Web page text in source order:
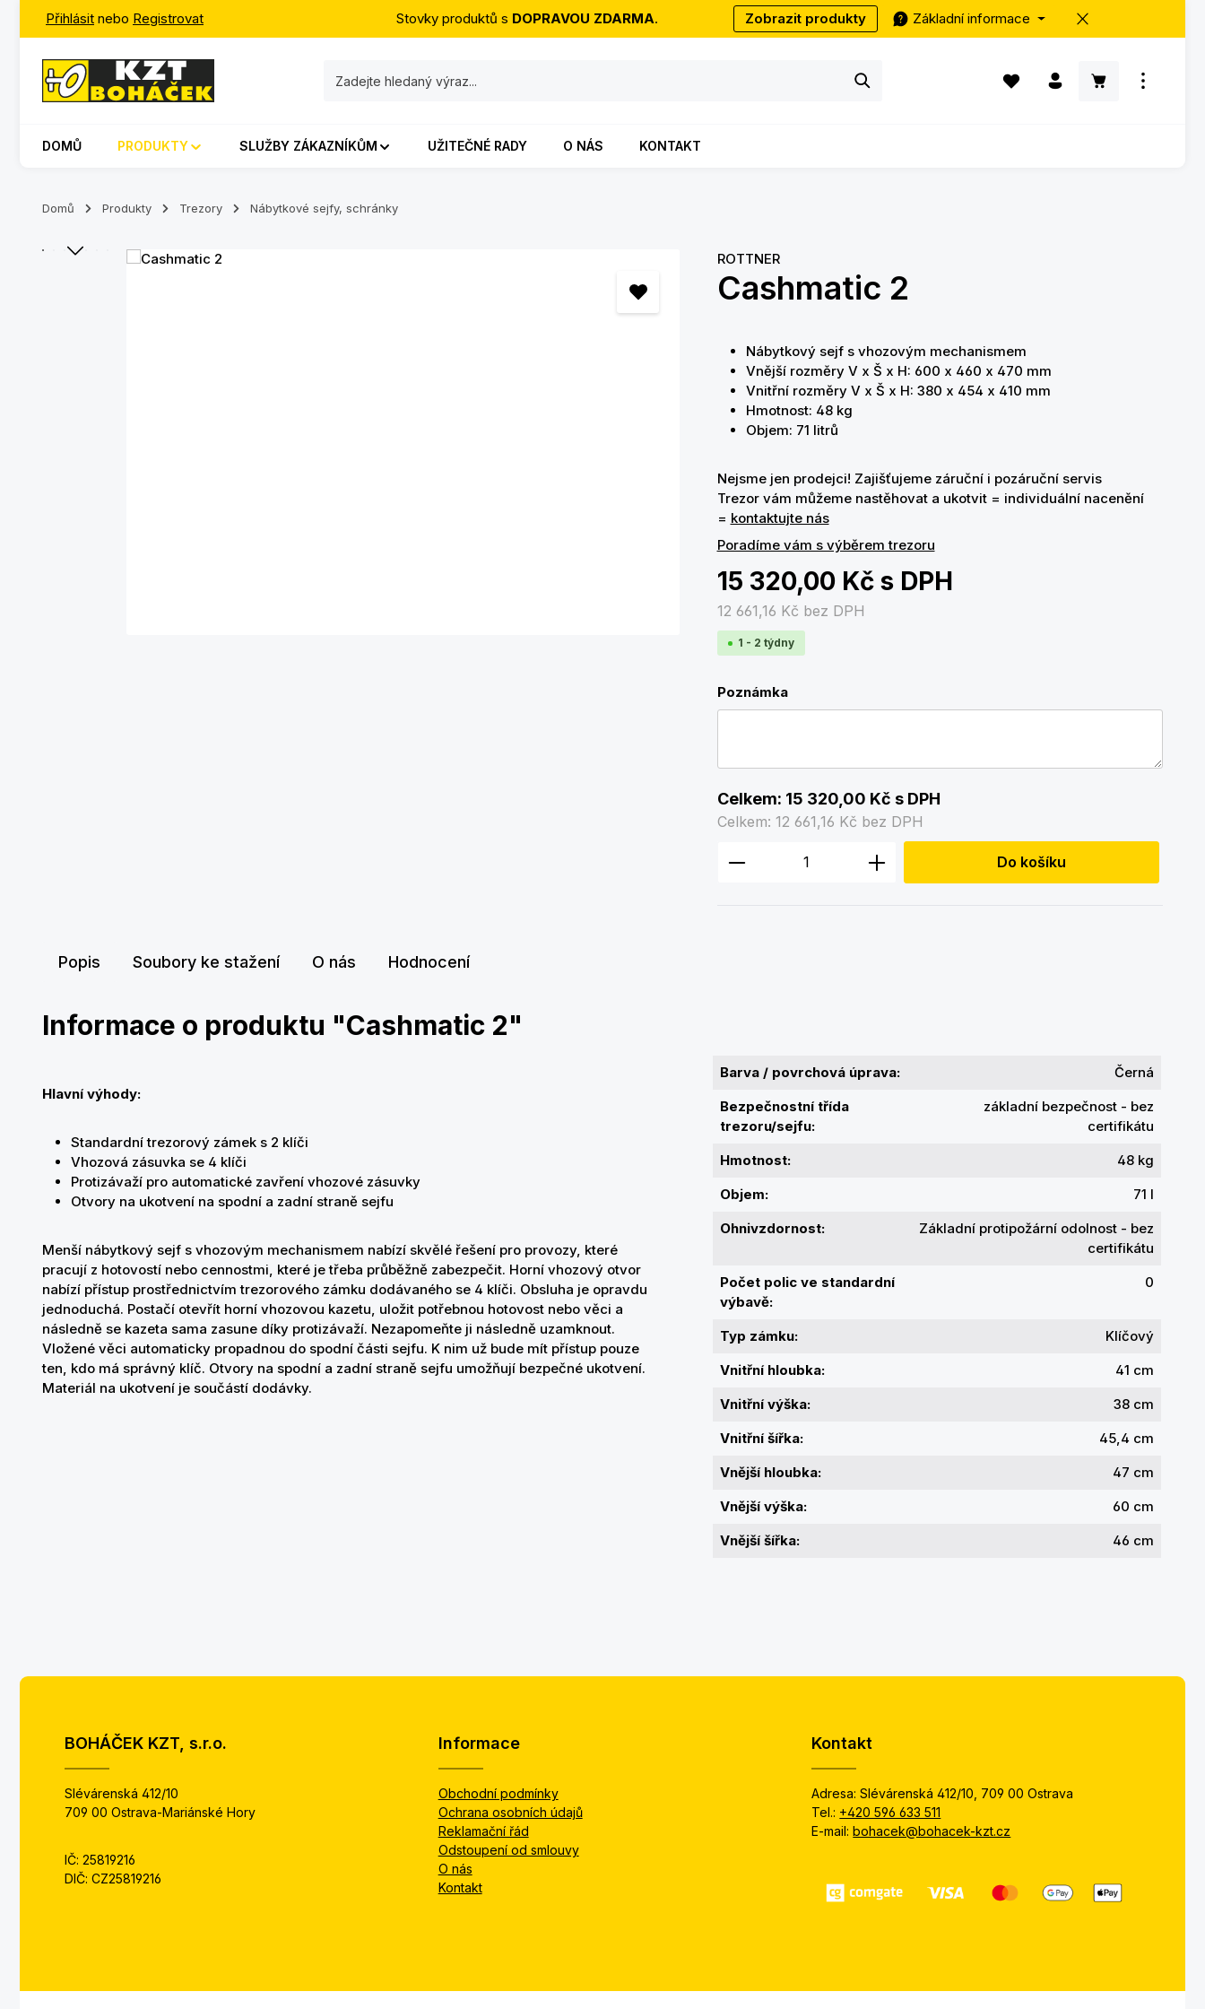
na hlavní obsah
Přeskočit na vyhledávání
Přeskočit na hlavní navigaci
Přihlásit nebo Registrovat Stovky produktů s DOPRAVOU ZDARMA. Zobrazit produkty Základní informace
Máte 0 položky v seznamu přání
Nákupní košík
DOMŮ PRODUKTY SLUŽBY ZÁKAZNÍKŮM UŽITEČNÉ RADY O NÁS KONTAKT
Domů Produkty Trezory Nábytkové sejfy, schránky
Přeskočit galerii obrázků ROTTNER
Cashmatic 2
Nábytkový sejf s vhozovým mechanismem
Vnější rozměry V x Š x H: 600 x 460 x 470 mm
Vnitřní rozměry V x Š x H: 380 x 454 x 410 mm
Hmotnost: 48 kg
Objem: 71 litrů
Nejsme jen prodejci! Zajišťujeme záruční i pozáruční servis
Trezor vám můžeme nastěhovat a ukotvit = individuální nacenění
= kontaktujte nás
Poradíme vám s výběrem trezoru
15 320,00 Kč s DPH
12 661,16 Kč bez DPH
1 - 2 týdny
Poznámka
Celkem: 15 320,00 Kč s DPH
Celkem: 12 661,16 Kč bez DPH
Množství produktu: Zadejte požadované
Do košíku
Popis Soubory ke stažení O nás Hodnocení
Informace o produktu "Cashmatic 2"
Hlavní výhody:
Standardní trezorový zámek s 2 klíči
Vhozová zásuvka se 4 klíči
Protizávaží pro automatické zavření vhozové zásuvky
Otvory na ukotvení na spodní a zadní straně sejfu
Menší nábytkový sejf s vhozovým mechanismem nabízí skvělé řešení pro provozy, které
pracují z hotovostí nebo cennostmi, které je třeba průběžně zabezpečit. Horní vhozový otvor
nabízí přístup prostřednictvím trezorového zámku dodávaného se 4 klíči. Obsluha je opravdu
jednoduchá. Postačí otevřít horní vhozovou kazetu, uložit potřebnou hotovost nebo věci a
následně se kazeta sama zasune díky protizávaží. Nezapomeňte ji následně uzamknout.
Vložené věci automaticky propadnou do spodní části sejfu. K nim už bude mít přístup pouze
ten, kdo má správný klíč. Otvory na spodní a zadní straně sejfu umožňují bezpečné ukotvení.
Materiál na ukotvení je součástí dodávky.
Barva / povrchová úprava:
Černá
Bezpečnostní třída
trezoru/sejfu:
základní bezpečnost - bez
certifikátu
Hmotnost:
48 kg
Objem:
71 l
Ohnivzdornost:
Základní protipožární odolnost - bez
certifikátu
Počet polic ve standardní
výbavě:
0
Typ zámku:
Klíčový
Vnitřní hloubka:
41 cm
Vnitřní výška:
38 cm
Vnitřní šířka:
45,4 cm
Vnější hloubka:
47 cm
Vnější výška:
60 cm
Vnější šířka:
46 cm
BOHÁČEK KZT, s.r.o.
Slévárenská 412/10
709 00 Ostrava-Mariánské Hory
IČ: 25819216
DIČ: CZ25819216
Informace
Obchodní podmínky
Ochrana osobních údajů
Reklamační řád
Odstoupení od smlouvy
O nás
Kontakt
Kontakt
Adresa: Slévárenská 412/10, 709 00 Ostrava
Tel.: +420 596 633 511
E-mail:bohacek@bohacek-kzt.cz